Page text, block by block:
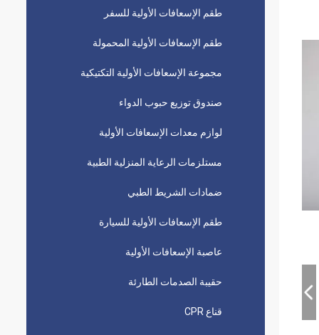
طقم الإسعافات الأولية للسفر
طقم الإسعافات الأولية المحمولة
مجموعة الإسعافات الأولية التكتيكية
صندوق توزيع حبوب الدواء
لوازم معدات الإسعافات الأولية
مستلزمات الرعاية المنزلية الطبية
ضمادات الشريط الطبي
طقم الإسعافات الأولية للسيارة
عاصبة الإسعافات الأولية
حقيبة الصدمات الطارئة
قناع CPR